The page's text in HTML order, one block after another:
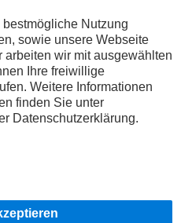
Truckerinnen und